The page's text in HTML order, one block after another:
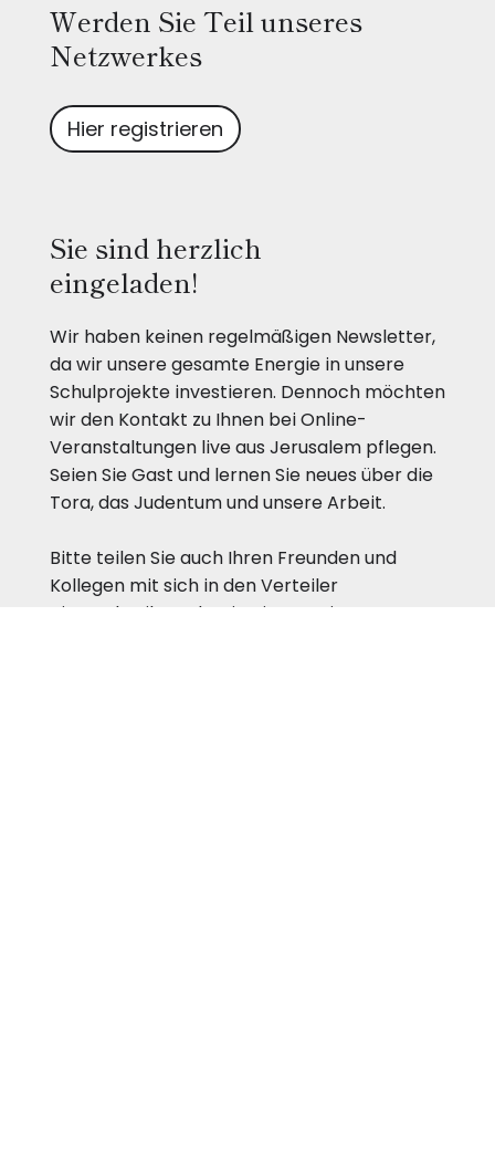
Werden Sie Teil unseres
Netzwerkes
Hier registrieren
Sie sind herzlich
eingeladen!
Wir haben keinen regelmäßigen Newsletter,
da wir unsere gesamte Energie in unsere
Schulprojekte investieren. Dennoch möchten
wir den Kontakt zu Ihnen bei Online-
Veranstaltungen live aus Jerusalem pflegen.
Seien Sie Gast und lernen Sie neues über die
Tora, das Judentum und unsere Arbeit.
Bitte teilen Sie auch Ihren Freunden und
Kollegen mit sich in den Verteiler
einzuschreiben, damit wir gemeinsam unser